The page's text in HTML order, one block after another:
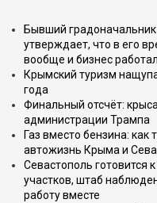
Бывший
утверждает, что в его
вообще и бизнес
Крымский туризм
года
Финальный отсчёт:
администрации Трампа
Газ вместо бензина:
автожизнь Крыма и
Севастополь готовится
участков, штаб
работу вместе